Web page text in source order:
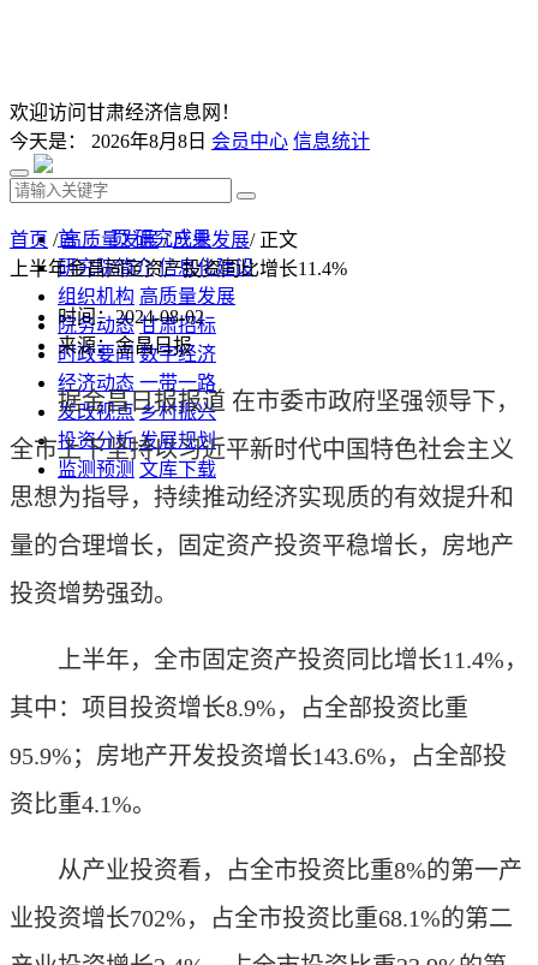
欢迎访问甘肃经济信息网！
今天是： 2026年8月8日 会员中心 信息统计
首 页 研究成果
研究院简介 信息化建设
组织机构 高质量发展
院务动态 甘肃招标
时政要闻 数字经济
经济动态 一带一路
发改视点 乡村振兴
投资分析 发展规划
监测预测 文库下载
首页 /高质量发展/产业发展/ 正文
上半年金昌固定资产投资同比增长11.4%
时间：2024-08-02
来源：金昌日报
据金昌日报报道 在市委市政府坚强领导下，
全市上下坚持以习近平新时代中国特色社会主义
思想为指导，持续推动经济实现质的有效提升和
量的合理增长，固定资产投资平稳增长，房地产
投资增势强劲。
上半年，全市固定资产投资同比增长11.4%，
其中：项目投资增长8.9%，占全部投资比重
95.9%；房地产开发投资增长143.6%，占全部投
资比重4.1%。
从产业投资看，占全市投资比重8%的第一产
业投资增长702%，占全市投资比重68.1%的第二